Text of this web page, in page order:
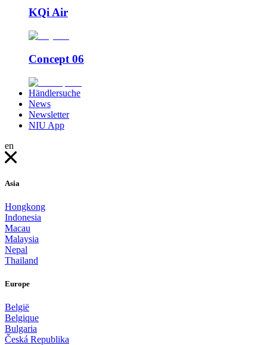
KQi Air
Concept 06
Händlersuche
News
Newsletter
NIU App
en
Asia
Hongkong
Indonesia
Macau
Malaysia
Nepal
Thailand
Europe
België
Belgique
Bulgaria
Česká Republika